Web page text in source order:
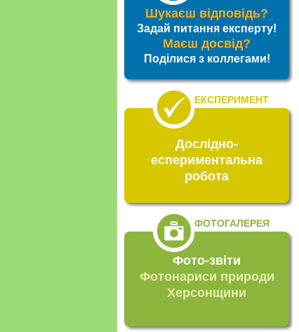
Шукаєш відповідь?
Задай питання експерту!
Маєш досвід?
Поділися з коллегами!
ЕКСПЕРИМЕНТ
Дослідно-
еспериментальна
робота
ФОТОГАЛЕРЕЯ
Фото-звіти
Фотонариси природи
Херсонщини